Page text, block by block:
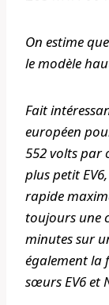
On estime
le modèle
Fait
européen
552 volts par
plus petit
rapide
toujours une
minutes sur
également la
sœurs EV6 et